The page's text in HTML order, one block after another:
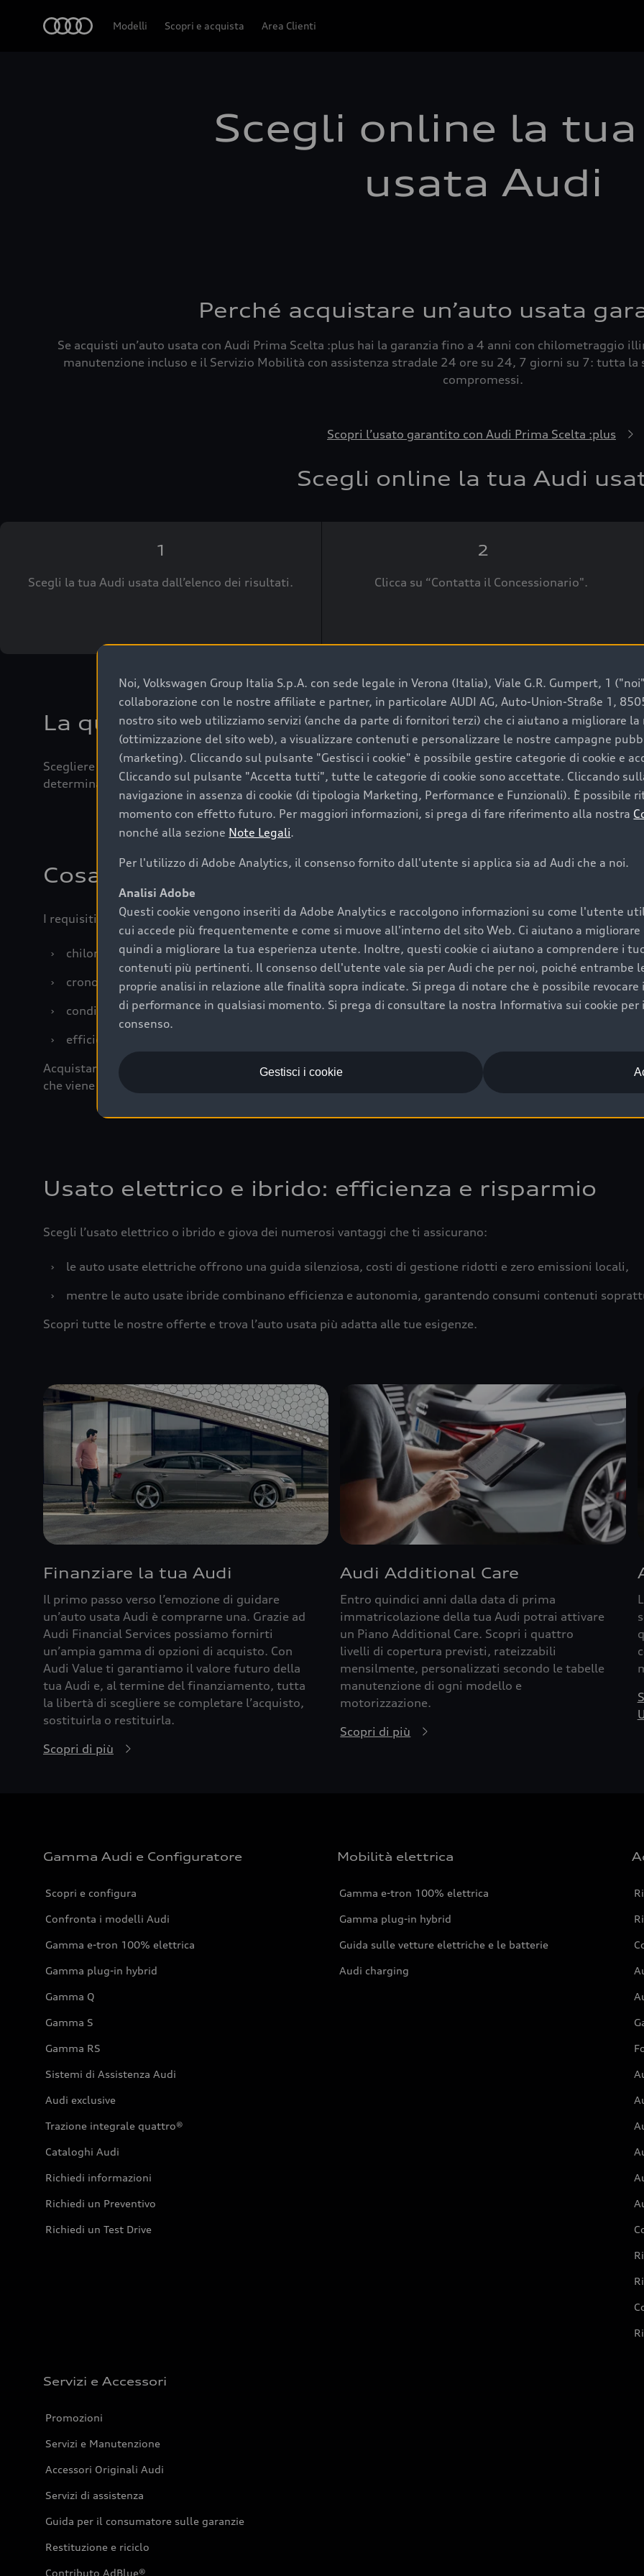
Modelli Scopri e acquista Area Clienti
Scegli online la
usata Audi
Perché acquistare un’auto usata
Se acquisti un’auto usata con Audi Prima Scelta :plus hai la garanzia fino a 4 anni con chilometraggio
manutenzione incluso e il Servizio Mobilità con assistenza stradale 24 ore su 24, 7 giorni su 7: tutta la
compromessi.
Scopri l’usato garantito con Audi Prima Scelta :plus
Scegli online la tua Audi
1
Scegli la tua Audi usata dall’elenco dei risultati.
2
Clicca su “Contatta il Concessionario".
La qualità di acquistare un’auto usata Audi
Scegliere un’auto usata è una decisione che coniuga convenienza, affidabilità e sostenibilità. Per fare un
determinanti come la garanzia inclusa e l’affidabilità del marchio. Audi offre l’auto usata perfetta tramite
Cosa sapere prima di acquistare la tua prossima
I requisiti fondamentali da considerare prima di acquistare un’auto usata, oltre al prezzo e all'aspetto,
›
chilometraggio: un valore contenuto corrisponde a uno stato migliore del veicolo e a una maggiore
›
cronologia dei tagliandi: una documentazione completa della vettura certifica una manutenzione
›
condizioni della carrozzeria e degli interni: una buona conservazione evidenzia cura e attenzione del
›
efficienza meccanica: motore, trasmissione e componenti principali in ottimo stato garantiscono
Acquistare un’auto usata in una Concessionaria ufficiale Audi che offre l’usato garantito tramite Audi
che viene sottoposto a 110 controlli approfonditi e coperto da garanzia fino a 4 anni per una maggiore
Usato elettrico e ibrido: efficienza e risparmio
Scegli l’usato elettrico o ibrido e giova dei numerosi vantaggi che ti assicurano:
›
le auto usate elettriche offrono una guida silenziosa, costi di gestione ridotti e zero emissioni locali,
›
mentre le auto usate ibride combinano efficienza e autonomia, garantendo consumi contenuti
Scopri tutte le nostre offerte e trova l’auto usata più adatta alle tue esigenze.
Finanziare la tua Audi
Il primo passo verso l’emozione di guidare
un’auto usata Audi è comprarne una. Grazie ad
Audi Financial Services possiamo fornirti
un’ampia gamma di opzioni di acquisto. Con
Audi Value ti garantiamo il valore futuro della
tua Audi e, al termine del finanziamento, tutta
la libertà di scegliere se completare l’acquisto,
sostituirla o restituirla.
Scopri di più
Audi Additional Care
Entro quindici anni dalla data di prima
immatricolazione della tua Audi potrai attivare
un Piano Additional Care. Scopri i quattro
livelli di copertura previsti, rateizzabili
mensilmente, personalizzati secondo le tabelle
manutenzione di ogni modello e
motorizzazione.
Scopri di più
Gamma Audi e Configuratore
Scopri e configura
Confronta i modelli Audi
Gamma e-tron 100% elettrica
Gamma plug-in hybrid
Gamma Q
Gamma S
Gamma RS
Sistemi di Assistenza Audi
Audi exclusive
Trazione integrale quattro®
Cataloghi Audi
Richiedi informazioni
Richiedi un Preventivo
Richiedi un Test Drive
Mobilità elettrica
Gamma e-tron 100% elettrica
Gamma plug-in hybrid
Guida sulle vetture elettriche e le batterie
Audi charging
Servizi e Accessori
Promozioni
Servizi e Manutenzione
Accessori Originali Audi
Servizi di assistenza
Guida per il consumatore sulle garanzie
Restituzione e riciclo
Contributo AdBlue®
Noi, Volkswagen Group Italia S.p.A. con sede legale in Verona (Italia), Viale G.R. Gumpert, 1
collaborazione con le nostre affiliate e partner, in particolare AUDI AG, Auto-Union-Straße 1,
nostro sito web utilizziamo servizi (anche da parte di fornitori terzi) che ci aiutano a migliorare la
(ottimizzazione del sito web), a visualizzare contenuti e personalizzare le nostre campagne
(marketing). Cliccando sul pulsante "Gestisci i cookie" è possibile gestire categorie di cookie e
Cliccando sul pulsante "Accetta tutti", tutte le categorie di cookie sono accettate. Cliccando
navigazione in assenza di cookie (di tipologia Marketing, Performance e Funzionali). È possibile
momento con effetto futuro. Per maggiori informazioni, si prega di fare riferimento alla nostra
nonché alla sezione Note Legali.
Per l'utilizzo di Adobe Analytics, il consenso fornito dall'utente si applica sia ad Audi che a noi.
Analisi Adobe
Questi cookie vengono inseriti da Adobe Analytics e raccolgono informazioni su come l'utente
cui accede più frequentemente e come si muove all'interno del sito Web. Ci aiutano a
quindi a migliorare la tua esperienza utente. Inoltre, questi cookie ci aiutano a comprendere i
contenuti più pertinenti. Il consenso dell'utente vale sia per Audi che per noi, poiché entrambe
proprie analisi in relazione alle finalità sopra indicate. Si prega di notare che è possibile
di performance in qualsiasi momento. Si prega di consultare la nostra Informativa sui cookie per
consenso.
Gestisci i cookie